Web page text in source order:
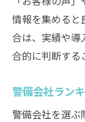
情報を集めると
合は、実績や導
合的に判断する
警備会社ラン
警備会社を選